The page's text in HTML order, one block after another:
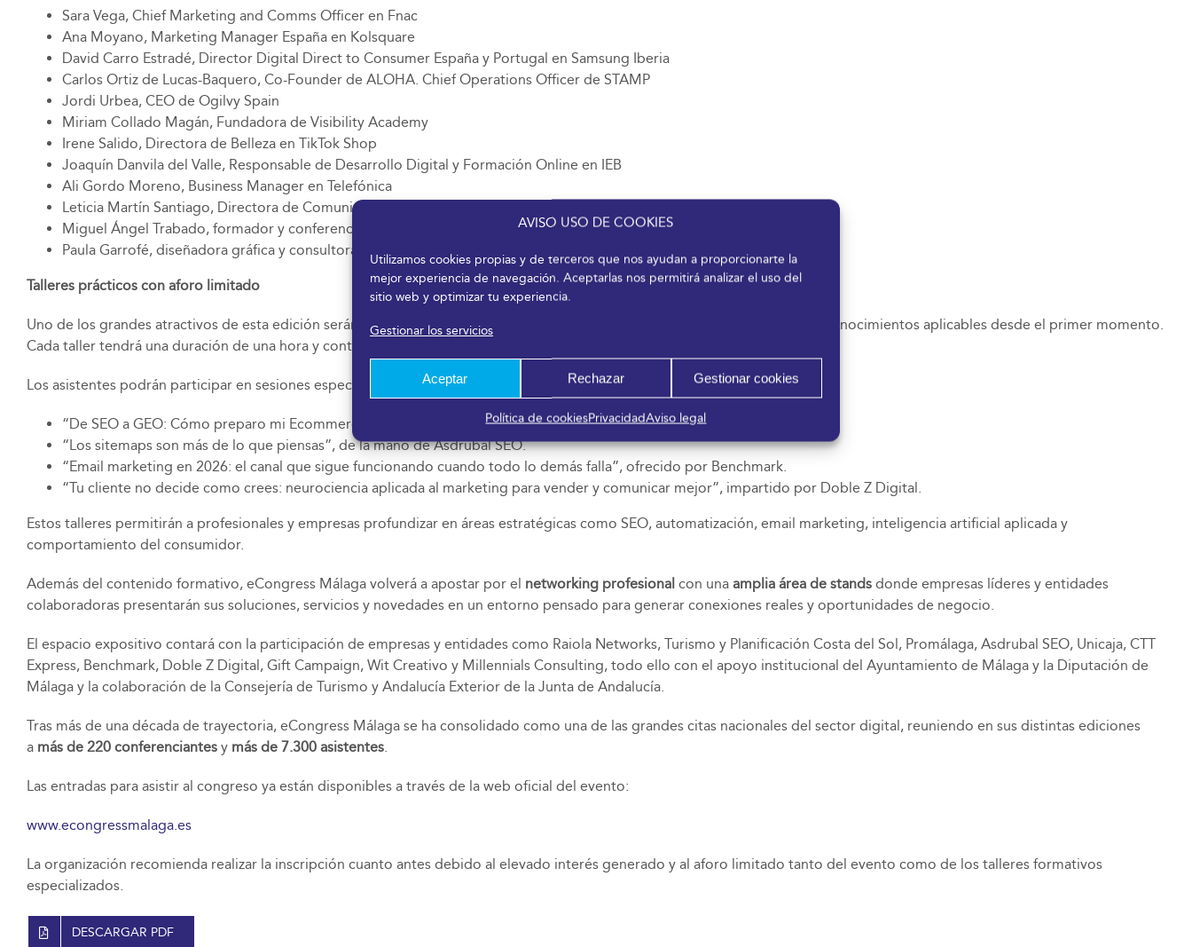
AVISO USO DE COOKIES
Utilizamos cookies propias y de terceros que nos ayudan a proporcionarte la
mejor experiencia de navegación. Aceptarlas nos permitirá analizar el uso del
sitio web y optimizar tu experiencia.
Gestionar los servicios
Aceptar Rechazar Gestionar cookies
Política de cookiesPrivacidadAviso legal
Sara Vega, Chief Marketing and Comms Officer en Fnac
Ana Moyano, Marketing Manager España en Kolsquare
David Carro Estradé, Director Digital Direct to Consumer España y Portugal en Samsung Iberia
Carlos Ortiz de Lucas-Baquero, Co-Founder de ALOHA. Chief Operations Officer de STAMP
Jordi Urbea, CEO de Ogilvy Spain
Miriam Collado Magán, Fundadora de Visibility Academy
Irene Salido, Directora de Belleza en TikTok Shop
Joaquín Danvila del Valle, Responsable de Desarrollo Digital y Formación Online en IEB
Ali Gordo Moreno, Business Manager en Telefónica
Leticia Martín Santiago, Directora de Comunicación y Marca en CTT Express
Miguel Ángel Trabado, formador y conferenciante especializado en IA
Paula Garrofé, diseñadora gráfica y consultora de marca personal
Talleres prácticos con aforo limitado
Uno de los grandes atractivos de esta edición serán los talleres formativos prácticos, diseñados para ofrecer herramientas y conocimientos aplicables desde el primer momento.
Cada taller tendrá una duración de una hora y contará con plazas limitadas.
Los asistentes podrán participar en sesiones especializadas como:
“De SEO a GEO: Cómo preparo mi Ecommerce de nicho para la era de la IA”, impartido por Wit Creativo.
“Los sitemaps son más de lo que piensas”, de la mano de Asdrubal SEO.
“Email marketing en 2026: el canal que sigue funcionando cuando todo lo demás falla”, ofrecido por Benchmark.
“Tu cliente no decide como crees: neurociencia aplicada al marketing para vender y comunicar mejor”, impartido por Doble Z Digital.
Estos talleres permitirán a profesionales y empresas profundizar en áreas estratégicas como SEO, automatización, email marketing, inteligencia artificial aplicada y
comportamiento del consumidor.
Además del contenido formativo, eCongress Málaga volverá a apostar por el networking profesional con una amplia área de stands donde empresas líderes y entidades
colaboradoras presentarán sus soluciones, servicios y novedades en un entorno pensado para generar conexiones reales y oportunidades de negocio.
El espacio expositivo contará con la participación de empresas y entidades como Raiola Networks, Turismo y Planificación Costa del Sol, Promálaga, Asdrubal SEO, Unicaja, CTT
Express, Benchmark, Doble Z Digital, Gift Campaign, Wit Creativo y Millennials Consulting, todo ello con el apoyo institucional del Ayuntamiento de Málaga y la Diputación de
Málaga y la colaboración de la Consejería de Turismo y Andalucía Exterior de la Junta de Andalucía.
Tras más de una década de trayectoria, eCongress Málaga se ha consolidado como una de las grandes citas nacionales del sector digital, reuniendo en sus distintas ediciones
a más de 220 conferenciantes y más de 7.300 asistentes.
Las entradas para asistir al congreso ya están disponibles a través de la web oficial del evento:
www.econgressmalaga.es
La organización recomienda realizar la inscripción cuanto antes debido al elevado interés generado y al aforo limitado tanto del evento como de los talleres formativos
especializados.
DESCARGAR PDF